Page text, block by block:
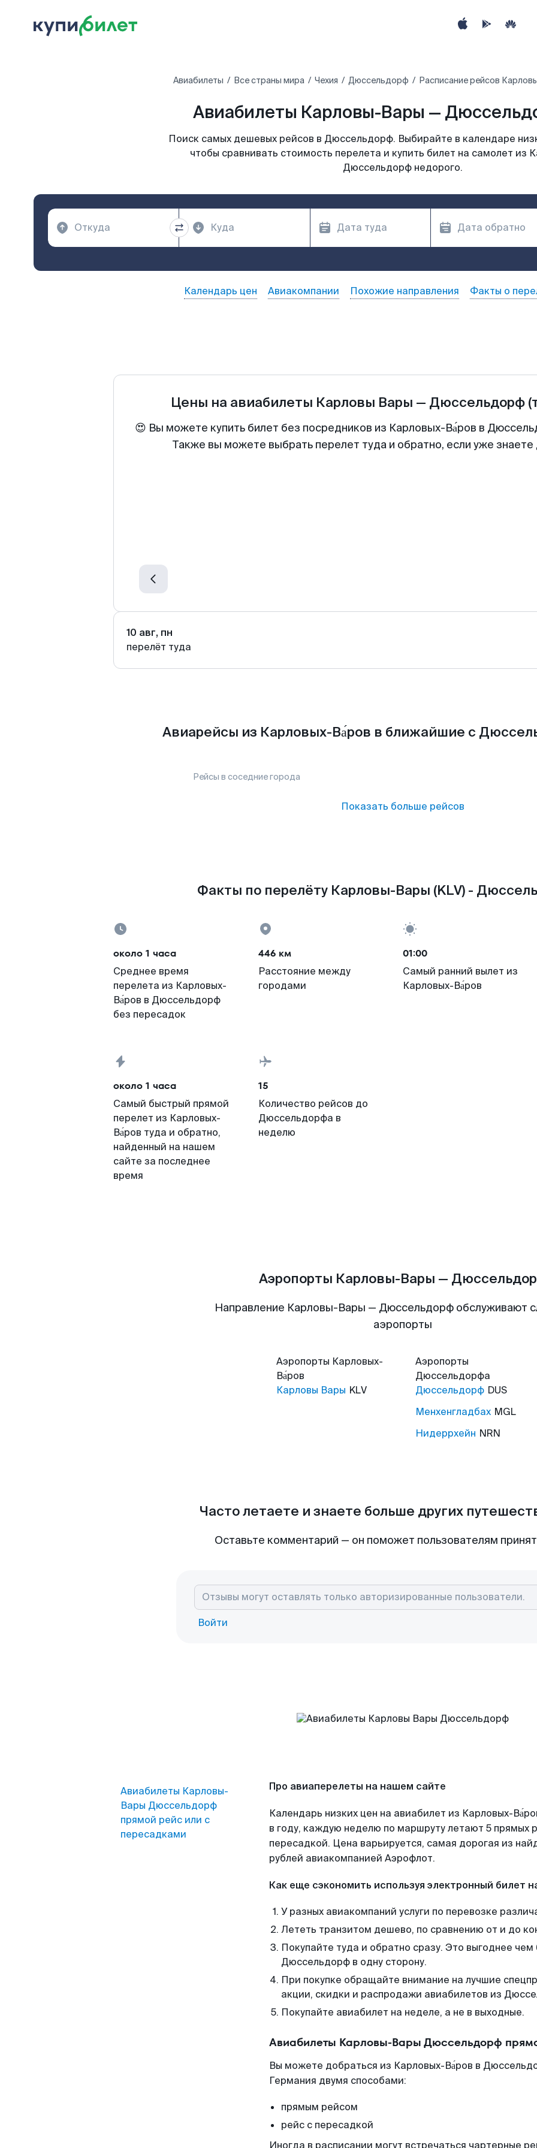
Авиабилеты Все страны мира Чехия Дюссельдорф Расписание рейсов
Авиабилеты Карловы-Вары —
Поиск самых дешевых рейсов в Дюссельдорф. Выбирайте в календаре
чтобы сравнивать стоимость перелета и купить билет на самолет из
Дюссельдорф недорого.
Календарь цен Авиакомпании Похожие направления Факты о
Цены на авиабилеты Карловы Вары — Дюссельдорф
😍 Вы можете купить билет без посредников из Карловых-Ва́ров в
Также вы можете выбрать перелет туда и обратно, если уже
10 авг, пн
перелёт туда
Авиарейсы из Карловых-Ва́ров в ближайшие с
Рейсы в соседние города
Показать больше рейсов
Факты по перелёту Карловы-Вары (KLV) -
около 1 часа
Среднее время
перелета из Карловых-
Ва́ров в Дюссельдорф
без пересадок
446 км
Расстояние между
городами
01:00
Самый ранний вылет из
Карловых-Ва́ров
около 1 часа
Самый быстрый прямой
перелет из Карловых-
Ва́ров туда и обратно,
найденный на нашем
сайте за последнее
время
15
Количество рейсов до
Дюссельдорфа в
неделю
Аэропорты Карловы-Вары —
Направление Карловы-Вары — Дюссельдорф обслуживают
аэропорты
Аэропорты Карловых-
Ва́ров
Карловы Вары KLV
Аэропорты
Дюссельдорфа
Дюссельдорф DUS
Менхенгладбах MGL
Нидеррхейн NRN
Часто летаете и знаете больше других
Оставьте комментарий — он поможет пользователям
Войти
Авиабилеты Карловы-
Вары Дюссельдорф
прямой рейс или с
пересадками
Про авиаперелеты на нашем сайте
Календарь низких цен на авиабилет из Карловых-
в году, каждую неделю по маршруту летают 5 прямых
пересадкой. Цена варьируется, самая дорогая из
рублей авиакомпанией Аэрофлот.
Как еще сэкономить используя электронный билет
У разных авиакомпаний услуги по перевозке
Лететь транзитом дешево, по сравнению от и до
Покупайте туда и обратно сразу. Это выгоднее
Дюссельдорф в одну сторону.
При покупке обращайте внимание на лучшие
акции, скидки и распродажи авиабилетов из
Покупайте авиабилет на неделе, а не в выходные.
Авиабилеты Карловы-Вары Дюссельдорф
Вы можете добраться из Карловых-Ва́ров в
Германия двумя способами:
прямым рейсом
рейс с пересадкой
Иногда в расписании могут встречаться чартерные